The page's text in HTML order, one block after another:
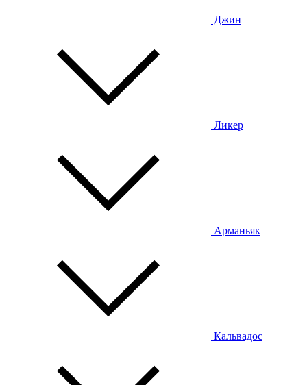
Джин
Ликер
Арманьяк
Кальвадос